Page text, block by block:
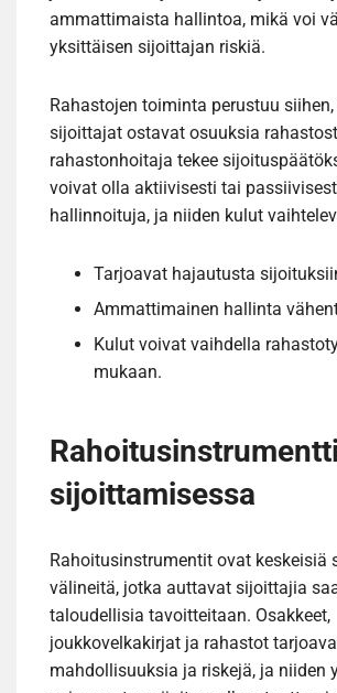
ammattimaista hallintoa, mikä voi
yksittäisen sijoittajan riskiä.
Rahastojen toiminta perustuu siihen,
sijoittajat ostavat osuuksia
rahastonhoitaja tekee
voivat olla aktiivisesti tai
hallinnoituja, ja niiden kulut
Tarjoavat hajautusta
Ammattimainen hallinta
Kulut voivat vaihdella
mukaan.
sijoittamisessa
Rahoitusinstrumentit ovat keskeisiä
välineitä, jotka auttavat sijoittajia
taloudellisia tavoitteitaan. Osakkeet,
joukkovelkakirjat ja rahastot
mahdollisuuksia ja riskejä, ja niiden